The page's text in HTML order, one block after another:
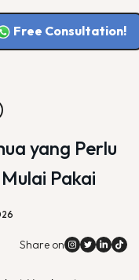
Free Consultation!
yang Perlu
Pakai
Share on